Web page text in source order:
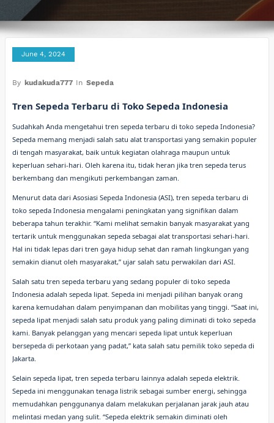
June 4, 2024
By kudakuda777 In Sepeda
Tren Sepeda Terbaru di Toko Sepeda Indonesia
Sudahkah Anda mengetahui tren sepeda terbaru di toko sepeda Indonesia?
Sepeda memang menjadi salah satu alat transportasi yang semakin populer
di tengah masyarakat, baik untuk kegiatan olahraga maupun untuk
keperluan sehari-hari. Oleh karena itu, tidak heran jika tren sepeda terus
berkembang dan mengikuti perkembangan zaman.
Menurut data dari Asosiasi Sepeda Indonesia (ASI), tren sepeda terbaru di
toko sepeda Indonesia mengalami peningkatan yang signifikan dalam
beberapa tahun terakhir. “Kami melihat semakin banyak masyarakat yang
tertarik untuk menggunakan sepeda sebagai alat transportasi sehari-hari.
Hal ini tidak lepas dari tren gaya hidup sehat dan ramah lingkungan yang
semakin dianut oleh masyarakat,” ujar salah satu perwakilan dari ASI.
Salah satu tren sepeda terbaru yang sedang populer di toko sepeda
Indonesia adalah sepeda lipat. Sepeda ini menjadi pilihan banyak orang
karena kemudahan dalam penyimpanan dan mobilitas yang tinggi. “Saat ini,
sepeda lipat menjadi salah satu produk yang paling diminati di toko sepeda
kami. Banyak pelanggan yang mencari sepeda lipat untuk keperluan
bersepeda di perkotaan yang padat,” kata salah satu pemilik toko sepeda di
Jakarta.
Selain sepeda lipat, tren sepeda terbaru lainnya adalah sepeda elektrik.
Sepeda ini menggunakan tenaga listrik sebagai sumber energi, sehingga
memudahkan penggunanya dalam melakukan perjalanan jarak jauh atau
melintasi medan yang sulit. “Sepeda elektrik semakin diminati oleh